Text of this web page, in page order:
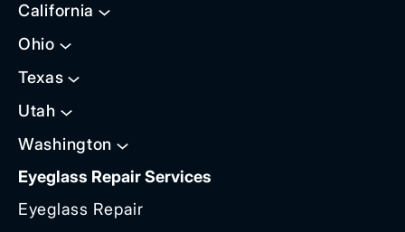
California
Ohio
Texas
Utah
Washington
Eyeglass Repair Services
Eyeglass Repair